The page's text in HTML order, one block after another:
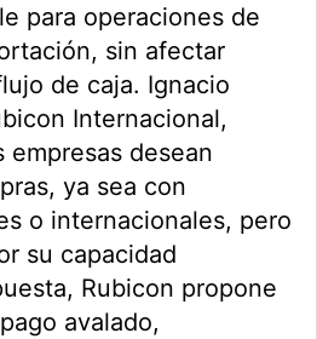
para operaciones de
sin afectar
de caja. Ignacio
Internacional,
empresas desean
ya sea con
o internacionales, pero
su capacidad
Rubicon propone
avalado,